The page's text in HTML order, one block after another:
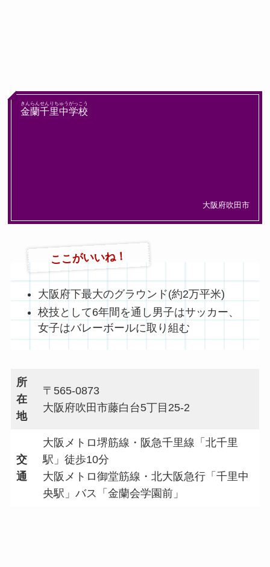
金蘭千里中学校
きんらんせんりちゅうがっこう
大阪府吹田市
ここがいいね！
大阪府下最大のグラウンド(約2万平米)
校技として6年間を通し男子はサッカー、
女子はバレーボールに取り組む
所
在
地
〒565-0873
大阪府吹田市藤白台5丁目25-2
交
通
大阪メトロ堺筋線・阪急千里線「北千里
駅」徒歩10分
大阪メトロ御堂筋線・北大阪急行「千里中
央駅」バス「金蘭会学園前」